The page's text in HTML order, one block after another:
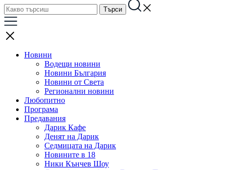
Новини
Водещи новини
Новини България
Новини от Света
Регионални новини
Любопитно
Програма
Предавания
Дарик Кафе
Денят на Дарик
Седмицата на Дарик
Новините в 18
Ники Кънчев Шоу